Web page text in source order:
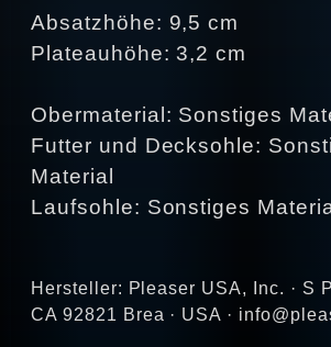
Absatzhöhe: 9,5 cm
Plateauhöhe: 3,2 cm
Obermaterial: Sonstiges
Futter und Decksohle:
Material
Laufsohle: Sonstiges
Hersteller: Pleaser USA, Inc. · S
CA 92821 Brea · USA ·